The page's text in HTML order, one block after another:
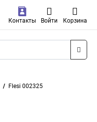
Контакты Войти Корзина
Flesi 002325